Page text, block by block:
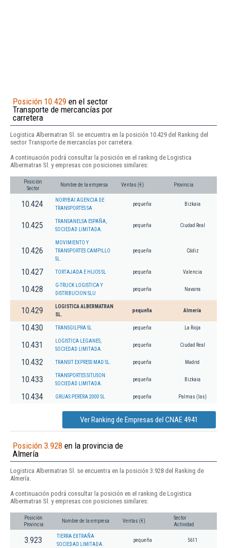
Posición 10.429 en el sector
Transporte de mercancías por
carretera
Logistica Albermatran Sl. se encuentra en la posición 10.429 del Ranking del
sector Transporte de mercancías por carretera.
A continuación podrá consultar la posición en el ranking de Logistica
Albermatran Sl. y empresas con posiciones similares:
Posición
Sector
Nombre de la empresa Ventas (€) Provincia
10.424
NORYBAI AGENCIA DE
TRANSPORTES SA
pequeña Bizkaia
10.425
TRANSANELSA ESPAÑA,
SOCIEDAD LIMITADA.
pequeña Ciudad Real
10.426
MOVIMIENTO Y
TRANSPORTES CAMPILLO
SL.
pequeña Cádiz
10.427 TORTAJADA E HIJOS SL pequeña Valencia
10.428
G-TRUCK LOGISTICA Y
DISTRIBUCION SLU
pequeña Navarra
10.429
LOGISTICA ALBERMATRAN
SL.
pequeña Almería
10.430 TRANSGILPRA SL pequeña La Rioja
10.431
LOGISTICA LEGANES,
SOCIEDAD LIMITADA.
pequeña Ciudad Real
10.432 TRANSIT EXPRESS MAD SL. pequeña Madrid
10.433
TRANSPORTES SITUSON
SOCIEDAD LIMITADA.
pequeña Bizkaia
10.434 GRUAS PERERA 2000 SL pequeña Palmas (las)
Ver Ranking de Empresas del CNAE 4941
Posición 3.928 en la provincia de
Almería
Logistica Albermatran Sl. se encuentra en la posición 3.928 del Ranking de
Almería.
A continuación podrá consultar la posición en el ranking de Logistica
Albermatran Sl. y empresas con posiciones similares:
Posición
Provincia
Nombre de la empresa Ventas (€)
Sector
Actividad
3.923
TIERRA EXTRAÑA
SOCIEDAD LIMITADA.
pequeña 5611